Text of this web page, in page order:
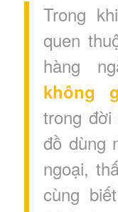
Trong
quen
hàng
không
trong
đồ dùng
ngoại,
cùng